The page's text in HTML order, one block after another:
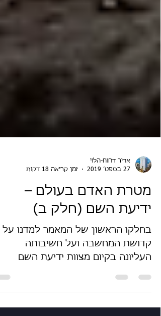
27 בספט׳ 2019
זמן קריאה 18 דקות
מטרת האדם בעולם –
ידיעת השם (חלק ב)
בחלקו הראשון של המאמר למדנו על
העליונה בקיום מצוות ידיעת השם
וייחודו. עוד למדנו, שזיהום המחשבה
בהשקפות רעות זרות...